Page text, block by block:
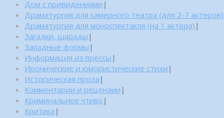
Дом с привидениями |
Драматургия для камерного театра (для 2-7 актеров)
Драматургия для моноспектакля (на 1 актера) |
Загадки, шарады |
Западные формы |
Информация из прессы |
Иронические и юмористические стихи |
Историческая проза |
Комментарии и рецензии |
Криминальное чтиво |
Критика |